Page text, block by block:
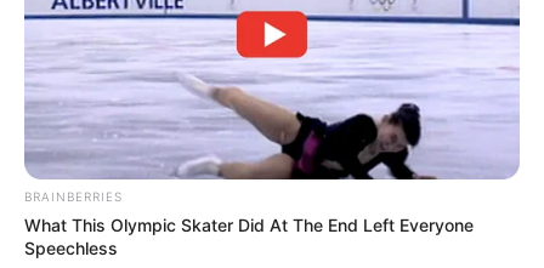
Genre: Drama, Komedi
Negara: Korea Selatan
Sutradara: Choi Ji Yeong
Produser: –
Penulis Naskah: –
Rumah Produksi: –
BRAINBERRIES
What This Olympic Skater Did At The End Left Everyone
Speechless